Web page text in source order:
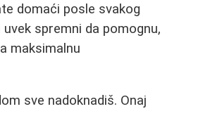
domaći posle svakog
spremni da pomognu,
maksimalnu
sve nadoknadiš. Onaj